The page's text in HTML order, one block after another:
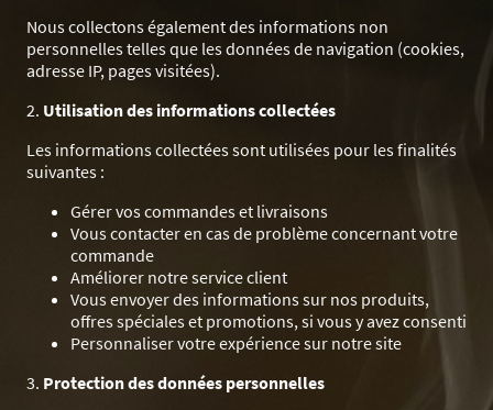
Nous collectons également des informations non
personnelles telles que les données de navigation (cookies,
adresse IP, pages visitées).
2. Utilisation des informations collectées
Les informations collectées sont utilisées pour les finalités
suivantes :
Gérer vos commandes et livraisons
Vous contacter en cas de problème concernant votre
commande
Améliorer notre service client
Vous envoyer des informations sur nos produits,
offres spéciales et promotions, si vous y avez consenti
Personnaliser votre expérience sur notre site
3. Protection des données personnelles